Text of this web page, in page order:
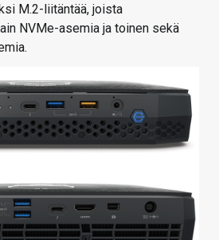
M.2-liitäntää, joista
NVMe-asemia ja toinen sekä